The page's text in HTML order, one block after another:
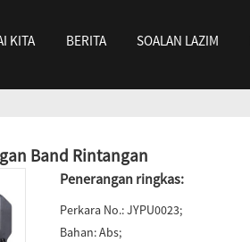
KITA BERITA SOALAN LAZIM
Band Rintangan
Penerangan ringkas:
Perkara No.: JYPU0023;
Bahan: Abs;